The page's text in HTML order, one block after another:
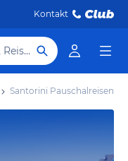
Kontakt
Hotel, Reiseziel
Santorini Pauschalreisen